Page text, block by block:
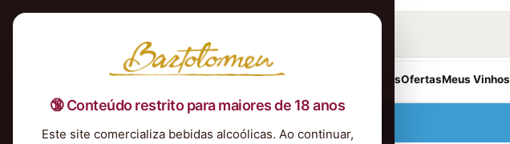
🔞 Conteúdo restrito para maiores de 18 anos
Este site comercializa bebidas alcoólicas. Ao continuar,
Nossa Seleção TintosBrancosEspumantesRosés Kits & PresentesOfertasMeus Vinhos